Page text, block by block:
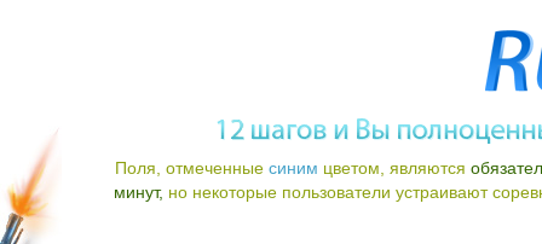
Поля, отмеченные синим цветом, являются
минут, но некоторые пользователи устраивают